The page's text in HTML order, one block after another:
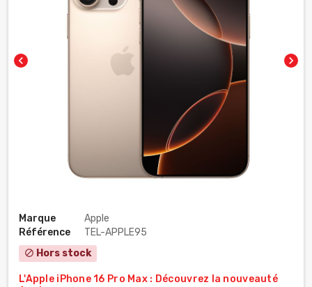
chevron_left chevron_right
Marque
Apple
Référence
TEL-APPLE95
block Hors stock
L'Apple iPhone 16 Pro Max : Découvrez la nouveauté